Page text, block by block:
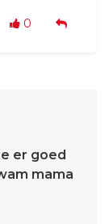
0
er goed
mama